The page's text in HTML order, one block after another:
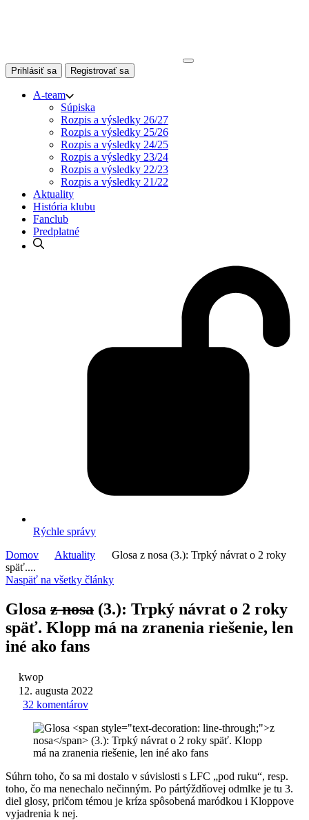
Prihlásiť sa Registrovať sa
A-team
Súpiska
Rozpis a výsledky 26/27
Rozpis a výsledky 25/26
Rozpis a výsledky 24/25
Rozpis a výsledky 23/24
Rozpis a výsledky 22/23
Rozpis a výsledky 21/22
Aktuality
História klubu
Fanclub
Predplatné
Rýchle správy
Domov
Aktuality
Glosa z nosa (3.): Trpký návrat o 2 roky
späť....
Naspäť na všetky články
Glosa z nosa (3.): Trpký návrat o 2 roky
späť. Klopp má na zranenia riešenie, len
iné ako fans
kwop
12. augusta 2022
32 komentárov
Súhrn toho, čo sa mi dostalo v súvislosti s LFC „pod ruku“, resp.
toho, čo ma nenechalo nečinným. Po pártýždňovej odmlke je tu 3.
diel glosy, pričom témou je kríza spôsobená maródkou i Kloppove
vyjadrenia k nej.